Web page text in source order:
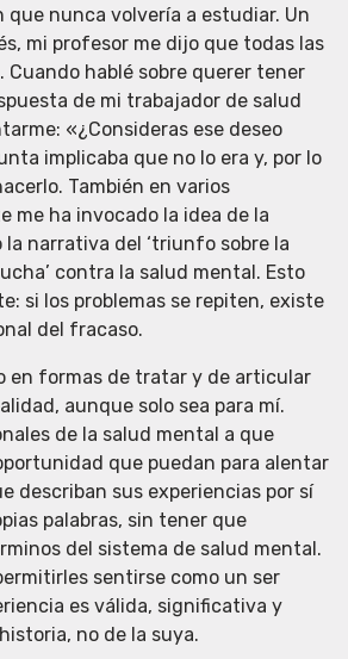
que nunca volvería a estudiar. Un
mi profesor me dijo que todas las
Cuando hablé sobre querer tener
de mi trabajador de salud
«¿Consideras ese deseo
implicaba que no lo era y, por lo
También en varios
me ha invocado la idea de la
la narrativa del ‘triunfo sobre la
contra la salud mental. Esto
si los problemas se repiten, existe
del fracaso.
en formas de tratar y de articular
aunque solo sea para mí.
de la salud mental a que
que puedan para alentar
describan sus experiencias por sí
palabras, sin tener que
del sistema de salud mental.
sentirse como un ser
es válida, significativa y
no de la suya.